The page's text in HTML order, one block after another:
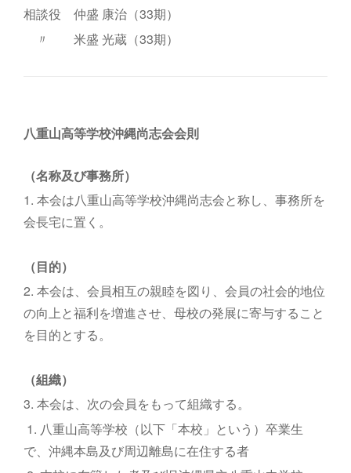
相談役 仲盛 康治（33期）
〃 米盛 光蔵（33期）
八重山高等学校沖縄尚志会会則
（名称及び事務所）
1. 本会は八重山高等学校沖縄尚志会と称し、事務所を
会長宅に置く。
（目的）
2. 本会は、会員相互の親睦を図り、会員の社会的地位
の向上と福利を増進させ、母校の発展に寄与すること
を目的とする。
（組織）
3. 本会は、次の会員をもって組織する。
1. 八重山高等学校（以下「本校」という）卒業生
で、沖縄本島及び周辺離島に在住する者